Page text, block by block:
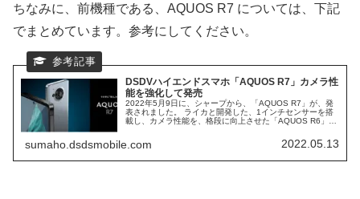
ちなみに、前機種である、AQUOS R7 については、下記
でまとめています。参考にしてください。
DSDVハイエンドスマホ「AQUOS R7」カメラ性
能を強化して発売
2022年5月9日に、シャープから、「AQUOS R7」が、発
表されました。 ライカと開発した、1インチセンサーを搭
載し、カメラ性能を、格段に向上させた「AQUOS R6」の
せ、「AQUOS R7」として、ドコモ、ソフトバンクから、
発売予定となっています。
sumaho.dsdsmobile.com 2022.05.13